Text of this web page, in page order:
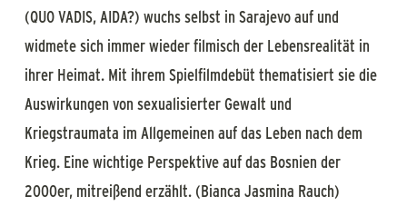
(QUO VADIS, AIDA?) wuchs selbst in Sarajevo auf und
widmete sich immer wieder filmisch der Lebensrealität in
ihrer Heimat. Mit ihrem Spielfilmdebüt thematisiert sie die
Auswirkungen von sexualisierter Gewalt und
Kriegstraumata im Allgemeinen auf das Leben nach dem
Krieg. Eine wichtige Perspektive auf das Bosnien der
2000er, mitreißend erzählt. (Bianca Jasmina Rauch)